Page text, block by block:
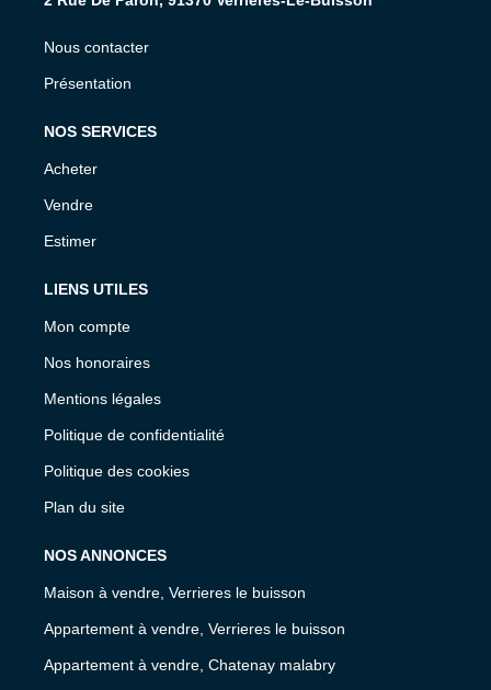
Nous contacter
Présentation
NOS SERVICES
Acheter
Vendre
Estimer
LIENS UTILES
Mon compte
Nos honoraires
Mentions légales
Politique de confidentialité
Politique des cookies
Plan du site
NOS ANNONCES
Maison à vendre, Verrieres le buisson
Appartement à vendre, Verrieres le buisson
Appartement à vendre, Chatenay malabry